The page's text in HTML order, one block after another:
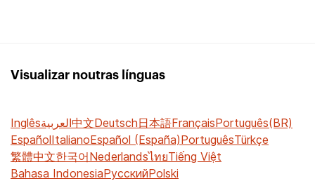
Visualizar noutras línguas
Inglêsالعربية中文Deutsch日本語FrançaisPortuguês(BR)
EspañolItalianoEspañol (España)PortuguêsTürkçe
繁體中文한국어NederlandsไทยTiếng Việt
Bahasa IndonesiaРусскийPolski